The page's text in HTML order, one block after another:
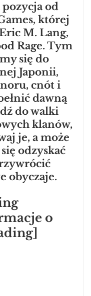
od
której
M. Lang,
Rage. Tym
się do
Japonii,
cnót i
dawną
do walki
klanów,
je, a może
odzyskać
obyczaje.
o